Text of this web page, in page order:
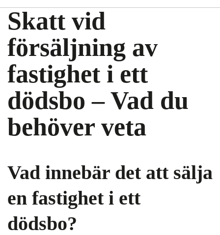
Skatt vid
försäljning av
fastighet i ett
dödsbo – Vad du
behöver veta
Vad innebär det att sälja
en fastighet i ett
dödsbo?